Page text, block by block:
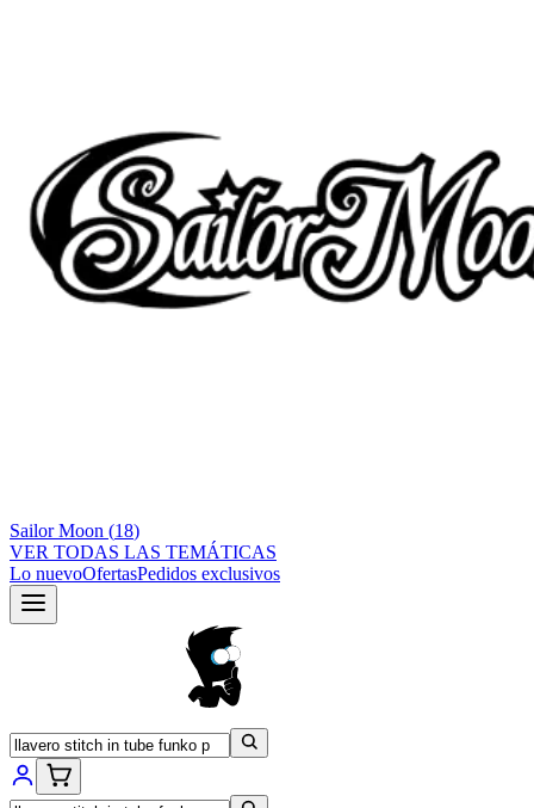
Sailor Moon (18)
VER TODAS LAS TEMÁTICAS
Lo nuevoOfertasPedidos exclusivos